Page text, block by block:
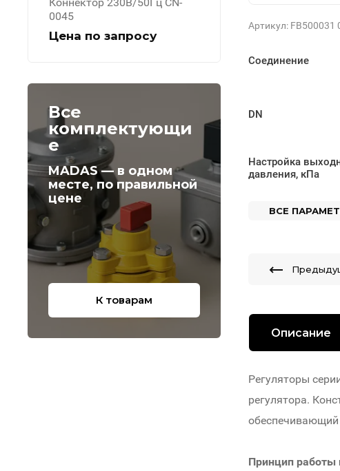
0045
Цена по запросу
Все
комплектующи
е
MADAS — в одном
месте, по правильной
цене
К товарам
Артикул: FB500031
Соединение
DN
Настройка
давления, кПа
ВСЕ
Описание
Регуляторы
регулятора.
Принцип работы